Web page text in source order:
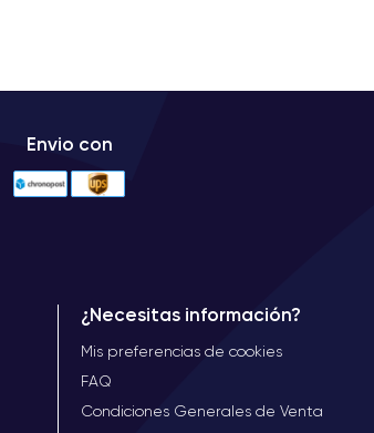
Envio con
¿Necesitas información?
Mis preferencias de cookies
FAQ
Condiciones Generales de Venta